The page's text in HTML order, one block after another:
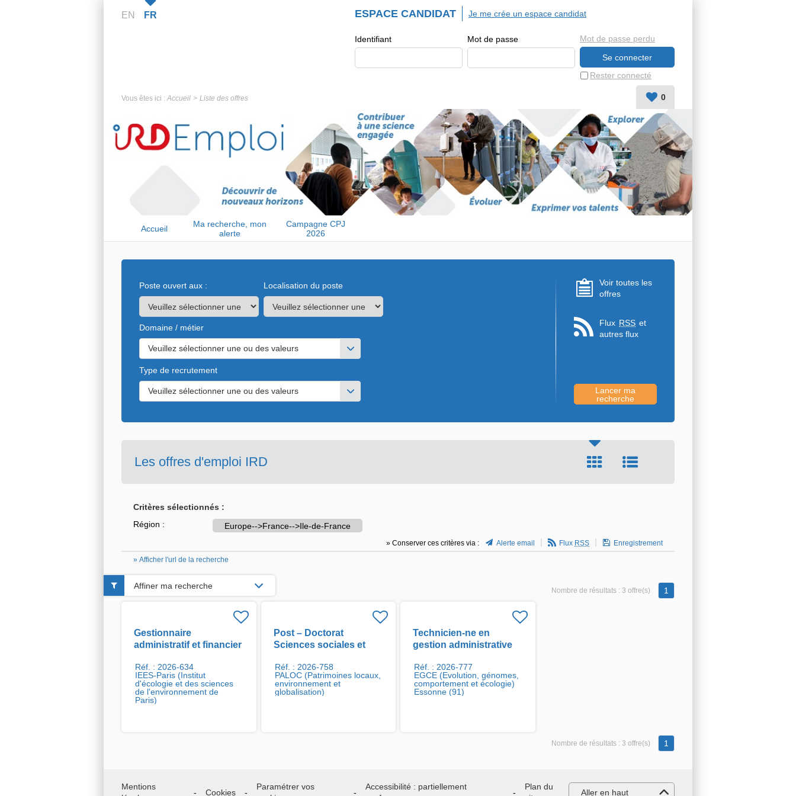
EN FR ESPACE CANDIDAT
Identifiant Mot de passe
Rester connecté
Mot de passe perdu
Je me crée un espace candidat
Vous êtes ici : Accueil Liste des offres 0
Accueil
Ma recherche, mon
alerte
Campagne CPJ
2026
Poste ouvert aux : Localisation du poste
Domaine / métier
Veuillez sélectionner une ou des valeurs
Type de recrutement
Veuillez sélectionner une ou des valeurs
Voir toutes les
offres
Flux RSS et
autres flux
Les offres d'emploi IRD
Critères sélectionnés :
Région :
Europe-->France-->Ile-de-France
» Conserver ces critères via : Alerte email Flux RSS
Enregistrement
» Afficher l'url de la recherche
Nombre de résultats : 3 offre(s) 1
Gestionnaire
administratif et financier
Réf. : 2026-634
IEES-Paris (Institut
d'écologie et des sciences
de l'environnement de
Paris)
Post – Doctorat
Sciences sociales et
Réf. : 2026-758
PALOC (Patrimoines locaux,
environnement et
globalisation)
Technicien-ne en
gestion administrative
Réf. : 2026-777
EGCE (Evolution, génomes,
comportement et écologie)
Essonne (91)
Affiner ma recherche
Nombre de résultats : 3 offre(s) 1
Mentions
Cookies
Paramétrer vos
Accessibilité : partiellement
Plan du
Aller en haut